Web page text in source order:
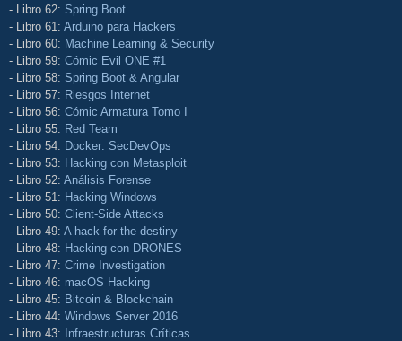
- Libro 62: Spring Boot
- Libro 61: Arduino para Hackers
- Libro 60: Machine Learning & Security
- Libro 59: Cómic Evil ONE #1
- Libro 58: Spring Boot & Angular
- Libro 57: Riesgos Internet
- Libro 56: Cómic Armatura Tomo I
- Libro 55: Red Team
- Libro 54: Docker: SecDevOps
- Libro 53: Hacking con Metasploit
- Libro 52: Análisis Forense
- Libro 51: Hacking Windows
- Libro 50: Client-Side Attacks
- Libro 49: A hack for the destiny
- Libro 48: Hacking con DRONES
- Libro 47: Crime Investigation
- Libro 46: macOS Hacking
- Libro 45: Bitcoin & Blockchain
- Libro 44: Windows Server 2016
- Libro 43: Infraestructuras Críticas